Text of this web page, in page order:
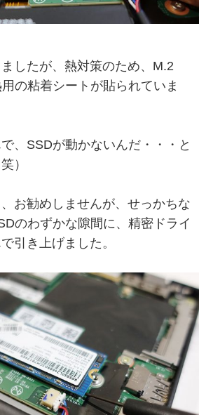
したが、熱対策のため、M.2
の粘着シートが貼られていま
、SSDが動かないんだ・・・と
）
お勧めしませんが、せっかちな
のわずかな隙間に、精密ドライ
引き上げました。